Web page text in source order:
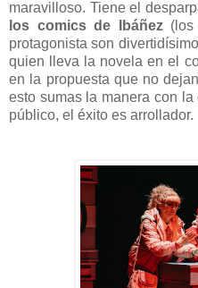
maravilloso. Tiene el
los comics de Ibáñez(los
protagonista son
quien lleva la novela en el
en la propuesta que no
esto sumas la manera con
público, el éxito es arrollador.